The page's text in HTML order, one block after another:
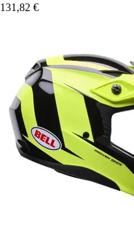
131,82 €